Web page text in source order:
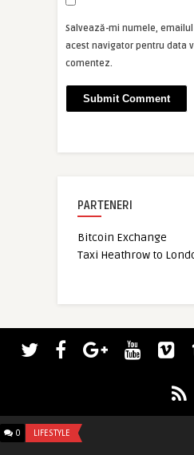
Salvează-mi numele,
acest navigator pentru data
comentez.
PARTENERI
Bitcoin Exchange
Taxi Heathrow to
0 LIFESTYLE